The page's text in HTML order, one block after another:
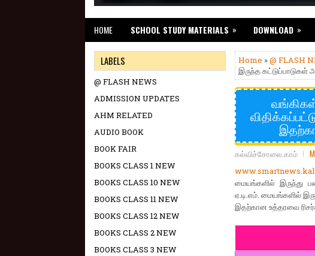
HOME SCHOOL STUDY MATERIALS » DOWNLOAD »
Home »@ FLASH
இருந்த கட்டுப்பாடுகள்
கல்விச்சோலை.காம்
மையங்களில் இருந்து
ஏ.டி.எம். மையங்களில்
இதற்கான உத்தரவை
LABELS
@ FLASH NEWS
ADMISSION UPDATES
AHM RELATED
AUDIO BOOK
BOOK FAIR
BOOKS CLASS 1 NEW
BOOKS CLASS 10 NEW
BOOKS CLASS 11 NEW
BOOKS CLASS 12 NEW
BOOKS CLASS 2 NEW
BOOKS CLASS 3 NEW